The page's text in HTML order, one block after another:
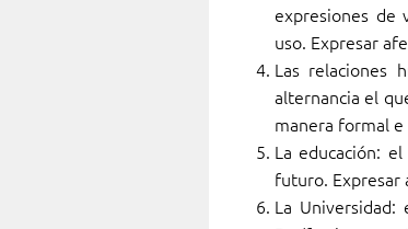
expresiones de
uso. Expresar
Las relaciones
alternancia el
manera formal
La educación:
futuro. Expresar
La Universidad: